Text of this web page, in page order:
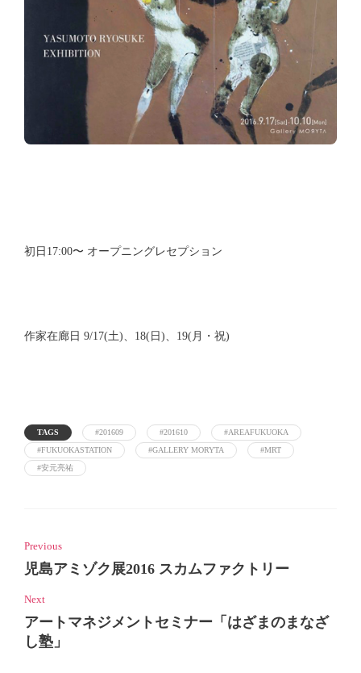
初日17:00〜 オープニングレセプション
作家在廊日 9/17(土)、18(日)、19(月・祝)
TAGS #201609 #201610
#AREAFUKUOKA
#FUKUOKASTATION
#GALLERY MORYTA
#MRT
#安元亮祐
Previous
児島アミゾク展2016 スカムファクトリー
Next
アートマネジメントセミナー「はざまのまなざ
し塾」